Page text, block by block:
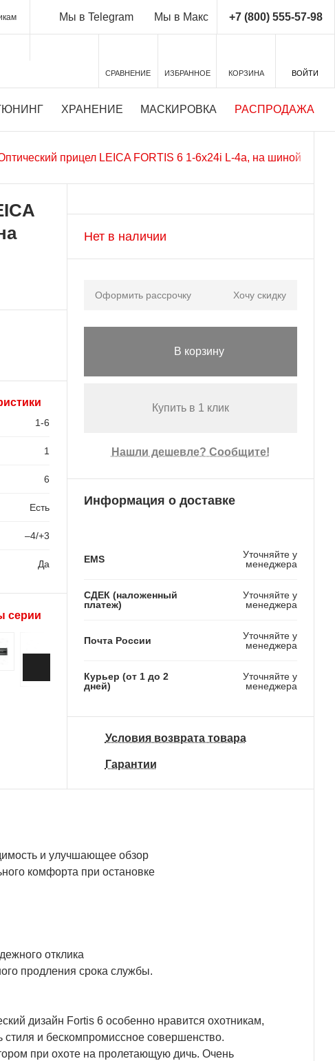
Мы в Telegram Мы в Макс +7 (800) 555-57-98
СРАВНЕНИЕ ИЗБРАННОЕ КОРЗИНА ВОЙТИ
ХРАНЕНИЕ МАСКИРОВКА РАСПРОДАЖА
прицел LEICA FORTIS 6 1-6x24i L-4a, на шиной
1-6
1
6
Есть
–4/+3
Да
серии
Нет в наличии
Оформить рассрочку Хочу скидку
В корзину
Купить в 1 клик
Нашли дешевле? Сообщите!
Информация о доставке
EMS
Уточняйте у
менеджера
СДЕК (наложенный
платеж)
Уточняйте у
менеджера
Почта России
Уточняйте у
менеджера
Курьер (от 1 до 2
дней)
Уточняйте у
менеджера
Условия возврата товара
Гарантии
и улучшающее обзор
комфорта при остановке
отклика
продления срока службы.
дизайн Fortis 6 особенно нравится охотникам,
стиля и бескомпромиссное совершенство.
при охоте на пролетающую дичь. Очень